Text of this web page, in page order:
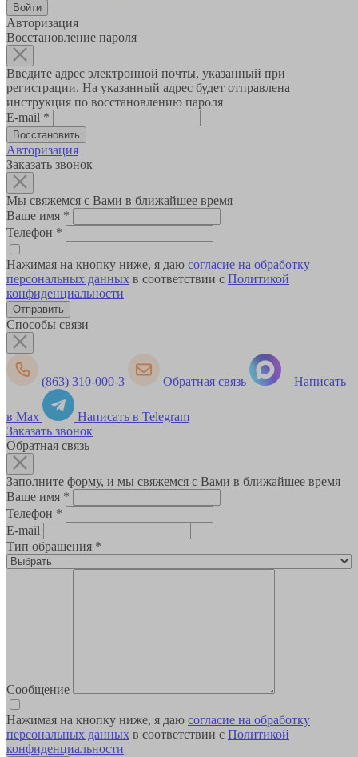
Авторизация
Восстановление пароля
Введите адрес электронной почты, указанный при
регистрации. На указанный адрес будет отправлена
инструкция по восстановлению пароля
E-mail *
Авторизация
Заказать звонок
Мы свяжемся с Вами в ближайшее время
Ваше имя *
Телефон *
Нажимая на кнопку ниже, я даю согласие на обработку
персональных данных в соответствии с Политикой
конфиденциальности
Способы связи
(863) 310-000-3 Обратная связь Написать
в Max
Написать в Telegram
Заказать звонок
Обратная связь
Заполните форму, и мы свяжемся с Вами в ближайшее время
Ваше имя *
Телефон *
E-mail
Тип обращения *
Сообщение
Нажимая на кнопку ниже, я даю согласие на обработку
персональных данных в соответствии с Политикой
конфиденциальности